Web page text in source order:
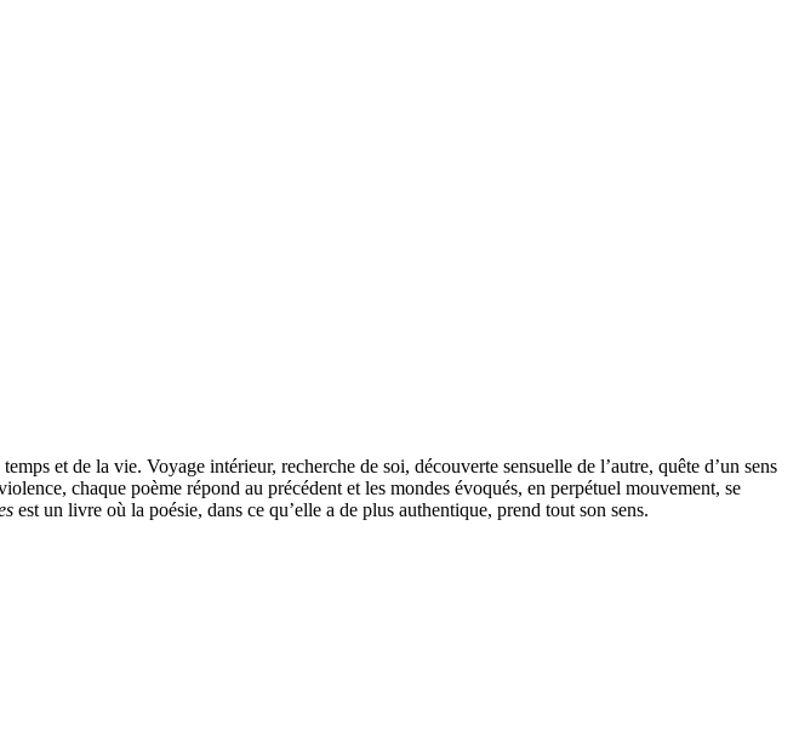
et de la vie. Voyage intérieur, recherche de soi, découverte sensuelle de l’autre, quête d’un sens
chaque poème répond au précédent et les mondes évoqués, en perpétuel mouvement, se
est un livre où la poésie, dans ce qu’elle a de plus authentique, prend tout son sens.